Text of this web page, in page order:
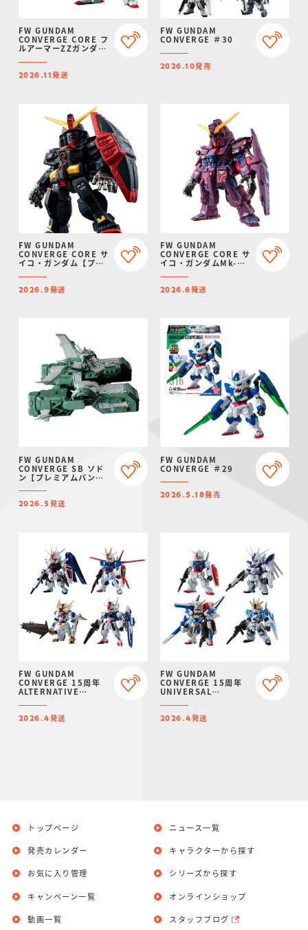
FW GUNDAM
CONVERGE CORE フ
ルアーマーZZガンダム
限定】
2026.11発送
FW GUNDAM
CONVERGE ＃30
2026.10発売
FW GUNDAM
CONVERGE CORE サ
イコ・ガンダム【プレ
2026.9発送
FW GUNDAM
CONVERGE CORE サ
イコ・ガンダムMk-
イ限定】
2026.6発送
FW GUNDAM
CONVERGE SB ソド
ン【プレミアムバンダ
2026.5 発送
FW GUNDAM
CONVERGE ＃29
2026.5.18発売
FW GUNDAM
CONVERGE 15周年
ALTERNATIVE
アムバンダイ限定】
2026.4発送
FW GUNDAM
CONVERGE 15周年
UNIVERSAL
ミアムバンダイ限定】
2026.4発送
トップページ
発売カレンダー
お気に入り管理
ニュース一覧
キャラクターから探す
シリーズから探す
キャンペーン一覧
動画一覧
オンラインショップ
スタッフブログ